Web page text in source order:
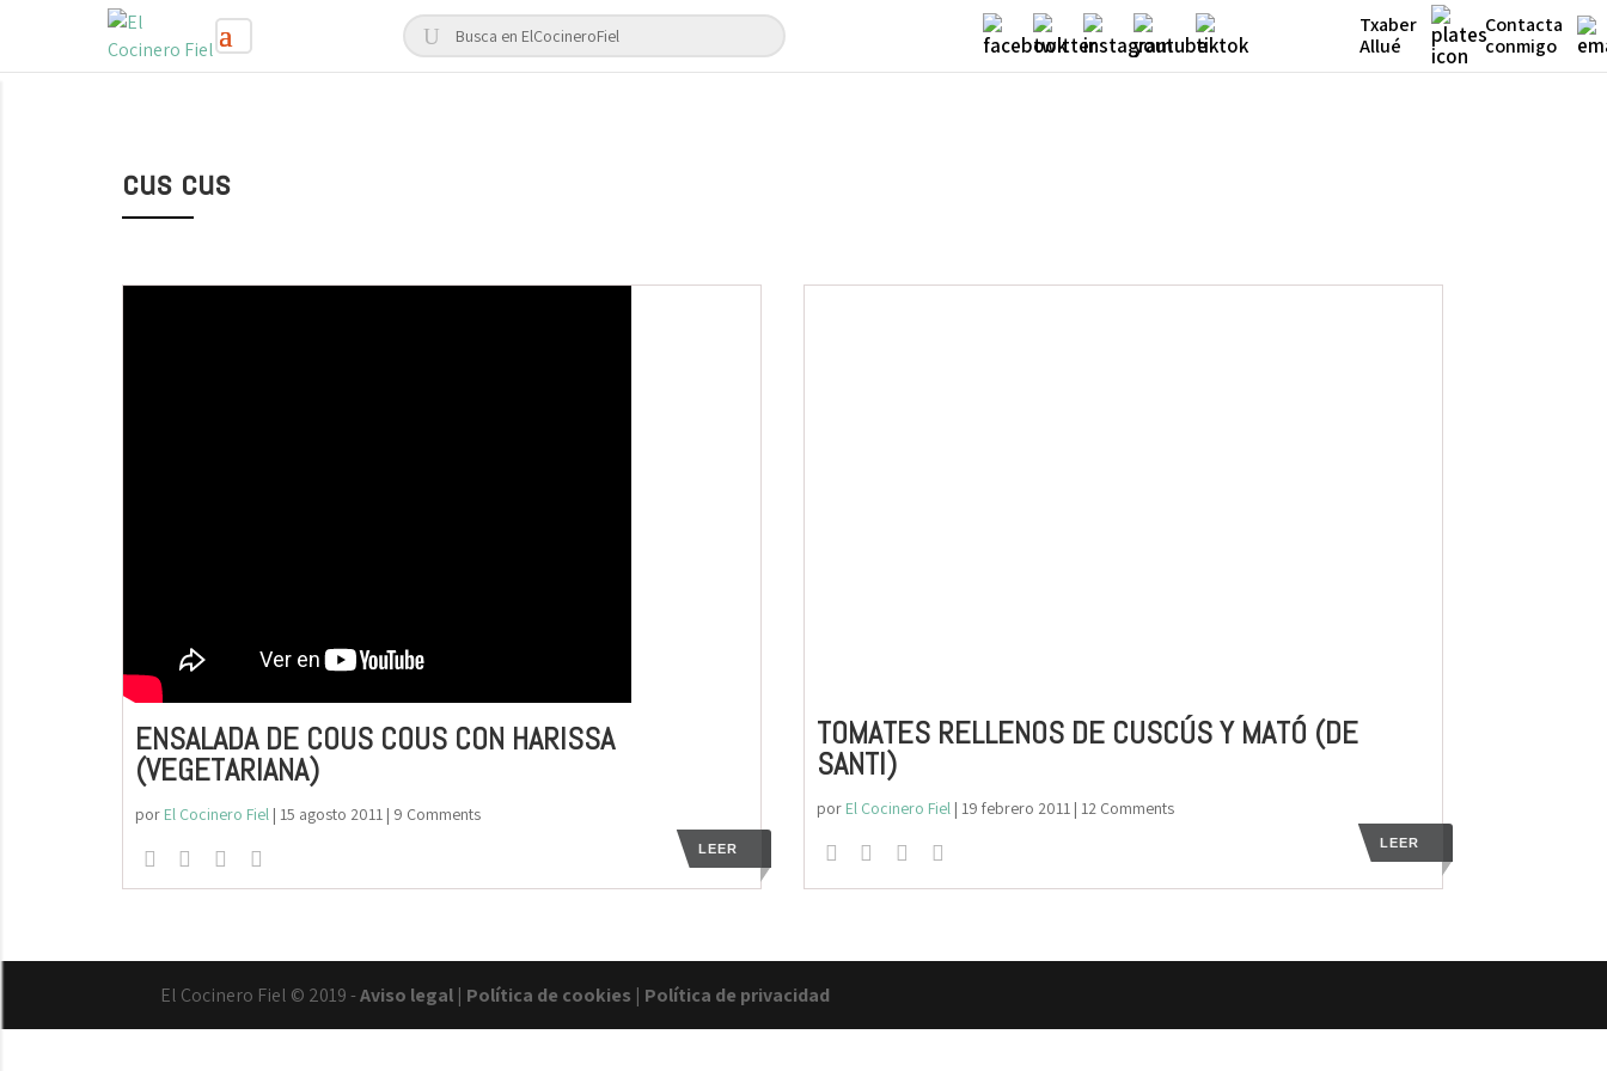
Txaber
Allué
Contacta
conmigo
cus cus
ENSALADA DE COUS COUS CON HARISSA
(VEGETARIANA)
por El Cocinero Fiel| 15 agosto 2011| 9 Comments
LEER
TOMATES RELLENOS DE CUSCÚS Y MATÓ (DE
SANTI)
por El Cocinero Fiel| 19 febrero 2011| 12 Comments
LEER
El Cocinero Fiel © 2019 -Aviso legal | Política de cookies | Política de privacidad